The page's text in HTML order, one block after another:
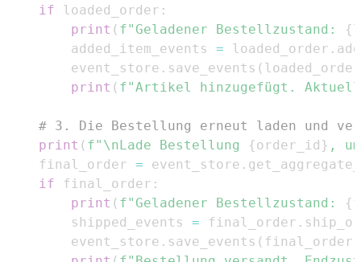
if loaded_order :
print ( f"Geladener Bestellzustand: {
        added_item_events
= loaded_order .
        event_store
. save_events ( loaded_order
print ( f"Artikel hinzugefügt.
# 3. Die Bestellung erneut laden und
print ( f"\nLade Bestellung {order_id } ,
    final_order
= event_store .
if final_order :
print ( f"Geladener Bestellzustand: {
        shipped_events
= final_order .
        event_store
. save_events ( final_order